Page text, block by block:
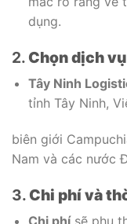
dụng.
2. Chọn dịch
Tây Ninh
tỉnh Tây Ninh,
biên giới
Nam và các nước
3. Chi phí và